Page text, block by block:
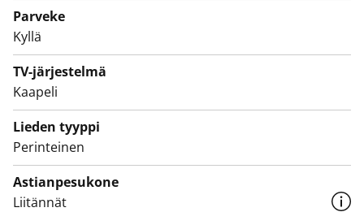
tässä olla seuraava kotisi? Tervetuloa tutustumaan!
Parveke
Kyllä
TV-järjestelmä
Kaapeli
Lieden tyyppi
Perinteinen
Astianpesukone
Liitännät